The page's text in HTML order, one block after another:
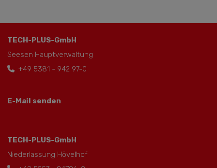
TECH-PLUS-GmbH
Seesen Hauptverwaltung
+49 5381 - 942 97-0
E-Mail senden
TECH-PLUS-GmbH
Niederlassung Hövelhof